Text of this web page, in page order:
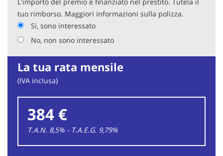
tuo rimborso. Maggiori informazioni sulla polizza.
Si, sono interessato
No, non sono interessato
La tua rata mensile
(IVA inclusa)
384 €
T.A.N. 8,5% - T.A.E.G. 9,79%